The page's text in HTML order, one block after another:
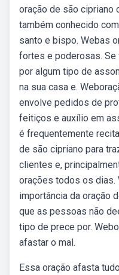
oração de são cipriano
também conhecido
santo e bispo. Webas
fortes e poderosas.
por algum tipo de
na sua casa e.
envolve pedidos de
feitiços e auxílio em
é frequentemente
de são cipriano para
clientes e,
orações todos os dias.
importância da oração
que as pessoas não
tipo de prece por.
afastar o mal.
Essa oração afasta